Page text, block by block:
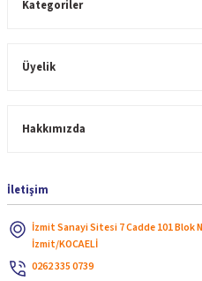
Kategoriler
Üyelik
Hakkımızda
İletişim
İzmit Sanayi Sitesi 7 Cadde 101 Blok
İzmit/KOCAELİ
0262 335 0739